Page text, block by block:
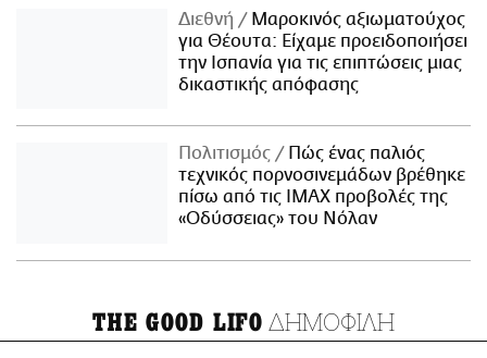
Διεθνή
Μαροκινός αξιωματούχος
για Θέουτα: Είχαμε προειδοποιήσει
την Ισπανία για τις επιπτώσεις μιας
δικαστικής απόφασης
Πολιτισμός
Πώς ένας παλιός
τεχνικός πορνοσινεμάδων βρέθηκε
πίσω από τις IMAX προβολές της
«Οδύσσειας» του Νόλαν
THE GOOD LIFO ΔΗΜΟΦΙΛΗ